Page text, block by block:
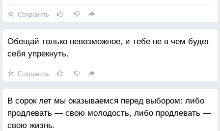
Сохранить
Обещай только невозможное, и тебе не в чем будет
себя упрекнуть.
Сохранить
В сорок лет мы оказываемся перед выбором: либо
продлевать — свою молодость, либо продлевать —
свою жизнь.